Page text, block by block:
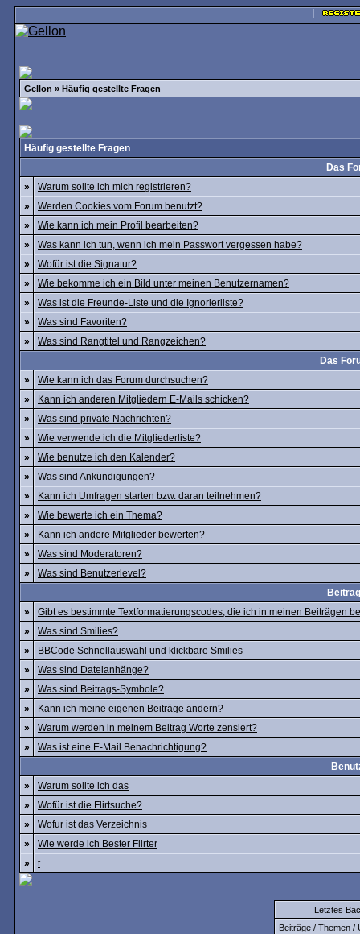
Gellon » Häufig gestellte Fragen
Häufig gestellte Fragen
Das
»
Warum sollte ich mich registrieren?
»
Werden Cookies vom Forum benutzt?
»
Wie kann ich mein Profil bearbeiten?
»
Was kann ich tun, wenn ich mein Passwort vergessen habe?
»
Wofür ist die Signatur?
»
Wie bekomme ich ein Bild unter meinen Benutzernamen?
»
Was ist die Freunde-Liste und die Ignorierliste?
»
Was sind Favoriten?
»
Was sind Rangtitel und Rangzeichen?
Das
»
Wie kann ich das Forum durchsuchen?
»
Kann ich anderen Mitgliedern E-Mails schicken?
»
Was sind private Nachrichten?
»
Wie verwende ich die Mitgliederliste?
»
Wie benutze ich den Kalender?
»
Was sind Ankündigungen?
»
Kann ich Umfragen starten bzw. daran teilnehmen?
»
Wie bewerte ich ein Thema?
»
Kann ich andere Mitglieder bewerten?
»
Was sind Moderatoren?
»
Was sind Benutzerlevel?
»
Gibt es bestimmte Textformatierungscodes, die ich in meinen Beiträgen
»
Was sind Smilies?
»
BBCode Schnellauswahl und klickbare Smilies
»
Was sind Dateianhänge?
»
Was sind Beitrags-Symbole?
»
Kann ich meine eigenen Beiträge ändern?
»
Warum werden in meinem Beitrag Worte zensiert?
»
Was ist eine E-Mail Benachrichtigung?
»
Warum sollte ich das
»
Wofür ist die Flirtsuche?
»
Wofur ist das Verzeichnis
»
Wie werde ich Bester Flirter
»
t
Letztes
Beiträge / Themen /